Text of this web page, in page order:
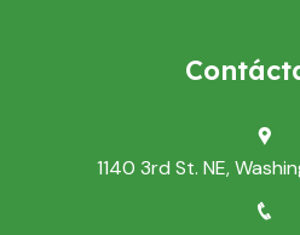
1140 3rd St. NE,